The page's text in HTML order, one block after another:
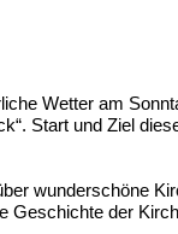
Wetter am
Start und Ziel
wunderschöne
Geschichte der